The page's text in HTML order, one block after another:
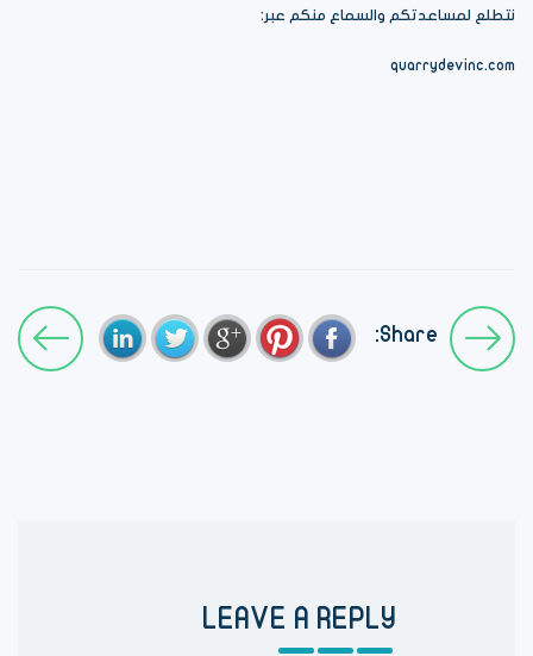
نتطلع لمساعدتكم والسماع منكم عبر:
quarrydevinc.com
Share:
LEAVE A REPLY